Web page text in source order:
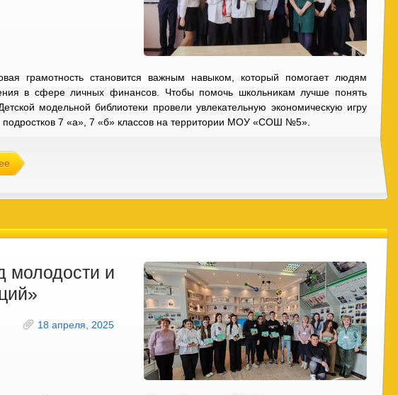
грамотность становится важным навыком, который помогает людям
в сфере личных финансов. Чтобы помочь школьникам лучше понять
модельной библиотеки провели увлекательную экономическую игру
7 «а», 7 «б» классов на территории МОУ «СОШ №5».
молодости и
18 апреля, 2025